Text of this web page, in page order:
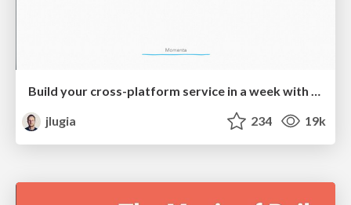
Build your cross-platform service in a week with App Engine
jlugia
234 19k